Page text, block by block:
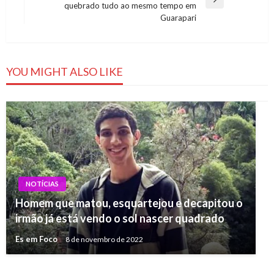
quebrado tudo ao mesmo tempo em
Guarapari
YOU MIGHT ALSO LIKE
NOTÍCIAS
Homem que matou, esquartejou e decapitou o
irmão já está vendo o sol nascer quadrado
Es em Foco 8 de novembro de 2022